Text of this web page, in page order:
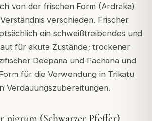
von der frischen Form (Ardraka)
verschieden. Frischer
ein schweißtreibendes und
für akute Zustände; trockener
Deepana und Pachana und
für die Verwendung in Trikatu
Verdauungszubereitungen.
nigrum (Schwarzer Pfeffer)